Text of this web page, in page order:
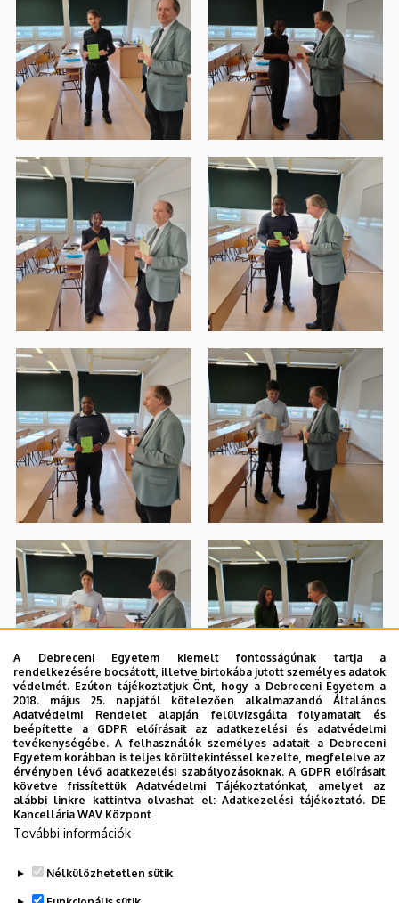
A Debreceni Egyetem kiemelt fontosságúnak tartja a
rendelkezésére bocsátott, illetve birtokába jutott személyes adatok
védelmét. Ezúton tájékoztatjuk Önt, hogy a Debreceni Egyetem a
2018. május 25. napjától kötelezően alkalmazandó Általános
Adatvédelmi Rendelet alapján felülvizsgálta folyamatait és
beépítette a GDPR előírásait az adatkezelési és adatvédelmi
tevékenységébe. A felhasználók személyes adatait a Debreceni
Egyetem korábban is teljes körültekintéssel kezelte, megfelelve az
érvényben lévő adatkezelési szabályozásoknak. A GDPR előírásait
követve frissítettük Adatvédelmi Tájékoztatónkat, amelyet az
alábbi linkre kattintva olvashat el:Adatkezelési tájékoztató. DE
Kancellária WAV Központ
További információk
Nélkülözhetetlen sütik